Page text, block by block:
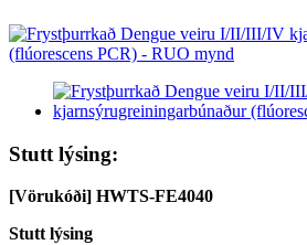
Stutt lýsing:
[Vörukóði] HWTS-FE4040
Stutt lýsing